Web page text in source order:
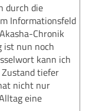
durch die
Informationsfeld
Chronik
ist nun noch
kann ich
tiefer
nicht nur
eine